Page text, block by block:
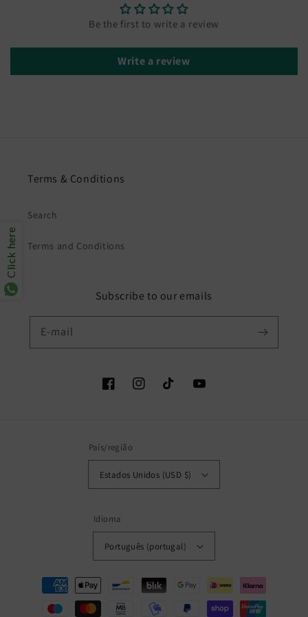
Be the first to write a review
Write a review
Terms & Conditions
Search
Terms and Conditions
Subscribe to our emails
E-mail
FacebookInstagramTikTok YouTube
País/região
Estados Unidos (USD $)
Idioma
Português (portugal)
Métodos
Click here